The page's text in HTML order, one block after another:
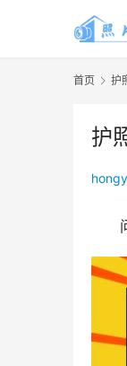
首页 护
护